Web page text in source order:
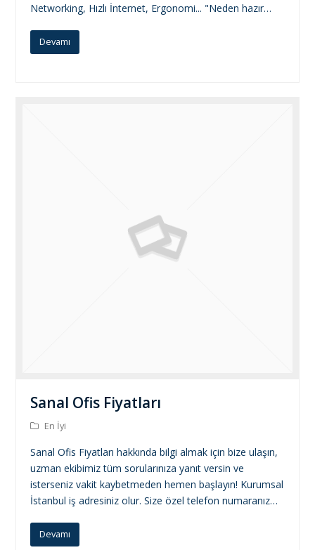
Networking, Hızlı İnternet, Ergonomi... "Neden hazır…
Devamı
Sanal Ofis Fiyatları
En İyi
Sanal Ofis Fiyatları hakkında bilgi almak için bize ulaşın,
uzman ekibimiz tüm sorularınıza yanıt versin ve
isterseniz vakit kaybetmeden hemen başlayın! Kurumsal
İstanbul iş adresiniz olur. Size özel telefon numaranız…
Devamı